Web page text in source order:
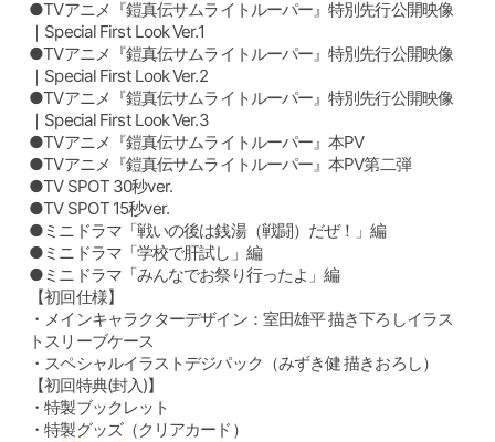
●TVアニメ『鎧真伝サムライトルーパー』特別先行公開映像
｜Special First Look Ver.1
●TVアニメ『鎧真伝サムライトルーパー』特別先行公開映像
｜Special First Look Ver.2
●TVアニメ『鎧真伝サムライトルーパー』特別先行公開映像
｜Special First Look Ver.3
●TVアニメ『鎧真伝サムライトルーパー』本PV
●TVアニメ『鎧真伝サムライトルーパー』本PV第二弾
●TV SPOT 30秒ver.
●TV SPOT 15秒ver.
●ミニドラマ「戦いの後は銭湯（戦闘）だぜ！」編
●ミニドラマ「学校で肝試し」編
●ミニドラマ「みんなでお祭り行ったよ」編
【初回仕様】
・メインキャラクターデザイン：室田雄平 描き下ろしイラス
トスリーブケース
・スペシャルイラストデジパック（みずき健 描きおろし）
【初回特典(封入)】
・特製ブックレット
・特製グッズ（クリアカード）